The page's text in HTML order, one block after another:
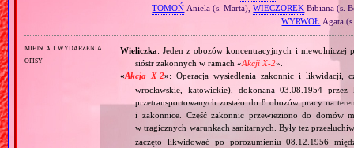
TOMOŃ Aniela (s. Marta),WIECZOREK Bibiana (s.
WYRWOŁ Agata
miejsca i wydarzenia
opisy
Wieliczka: Jeden z obozów koncentracyjnych i niewolniczej
sióstr zakonnych w ramach «Akcji X‐2».
«Akcja X‐2»: Operacja wysiedlenia zakonnic i likwidacji,
wrocławskie, katowickie), dokonana 03.08.1954
przetransportowanych zostało do 8 obozów pracy na
i zakonnice. Część zakonnic przewieziono do domów
w tragicznych warunkach sanitarnych. Były też
zaczęto likwidować po porozumieniu 08.12.1956